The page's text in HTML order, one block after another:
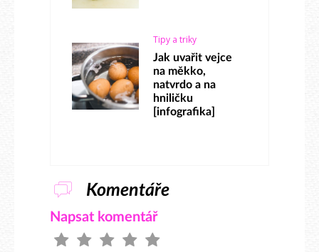
Tipy a triky
Jak uvařit vejce
na měkko,
natvrdo a na
hniličku
[infografika]
Komentáře
Napsat komentář